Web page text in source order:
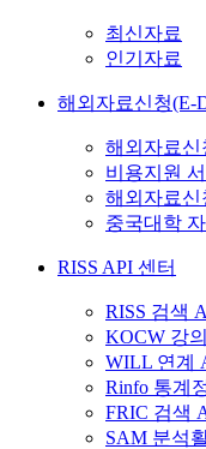
최신자료
인기자료
해외자료신청(E-
해외자료신
비용지원
해외자료신
중국대학
RISS API 센터
RISS 검색
KOCW 강
WILL 연계
Rinfo 통계
FRIC 검색
SAM 분석